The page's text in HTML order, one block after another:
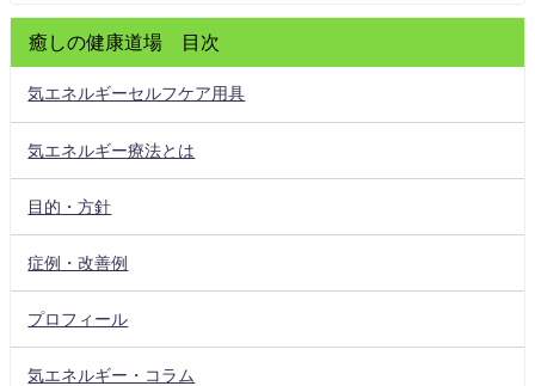
癒しの健康道場 目次
気エネルギーセルフケア用具
気エネルギー療法とは
目的・方針
症例・改善例
プロフィール
気エネルギー・コラム